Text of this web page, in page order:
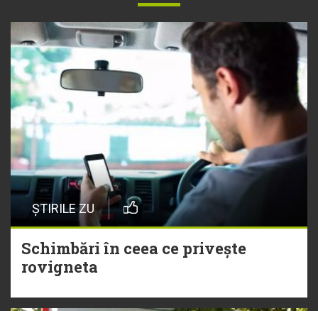
ȘTIRILE ZU
Schimbări în ceea ce privește
rovigneta